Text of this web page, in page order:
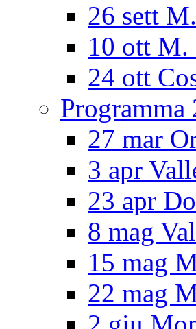
26 sett
10 ott M.
24 ott
Programma
27 mar
3 apr
23 apr
8 mag
15 mag
22 mag